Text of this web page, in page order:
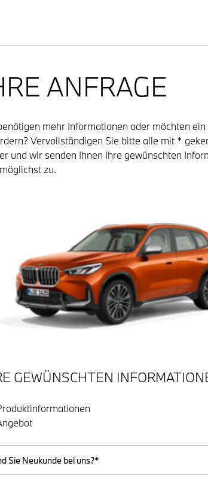
ANFRAGE
mehr Informationen oder möchten
Vervollständigen Sie bitte alle mit *
und wir senden Ihnen Ihre gewünschten
zu.
GEWÜNSCHTEN